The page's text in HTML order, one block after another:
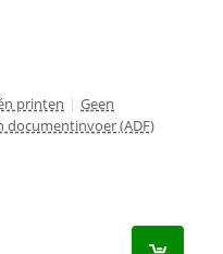
printen | Geen
documentinvoer (ADF)